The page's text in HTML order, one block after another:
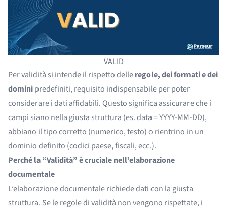
VALID
Per validità si intende il rispetto delleregole, dei formati e dei
dominipredefiniti, requisito indispensabile per poter
considerare i dati affidabili. Questo significa assicurare che i
campi siano nella giusta struttura (es. data = YYYY-MM-DD),
abbiano il tipo corretto (numerico, testo) o rientrino in un
dominio definito (codici paese, fiscali, ecc.).
Perché la “Validità” è cruciale nell’elaborazione
documentale
L’elaborazione documentale richiede dati con la giusta
struttura. Se le regole di validità non vengono rispettate, i